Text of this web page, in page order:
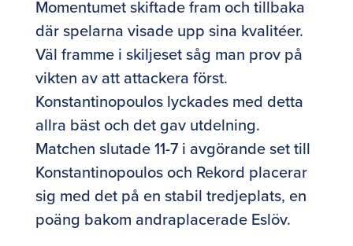
Momentumet skiftade fram och tillbaka
där spelarna visade upp sina kvalitéer.
Väl framme i skiljeset såg man prov på
vikten av att attackera först.
Konstantinopoulos lyckades med detta
allra bäst och det gav utdelning.
Matchen slutade 11-7 i avgörande set till
Konstantinopoulos och Rekord placerar
sig med det på en stabil tredjeplats, en
poäng bakom andraplacerade Eslöv.